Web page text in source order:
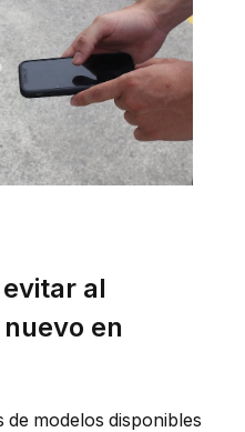
al
en
de modelos disponibles